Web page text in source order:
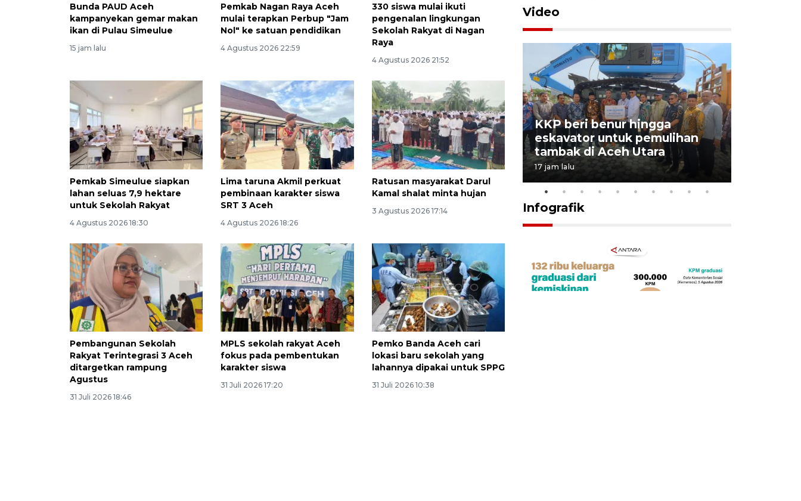
Bunda PAUD Aceh
kampanyekan gemar makan
ikan di Pulau Simeulue
15 jam lalu
Pemkab Nagan Raya Aceh
mulai terapkan Perbup "Jam
Nol" ke satuan pendidikan
4 Agustus 2026 22:59
330 siswa mulai ikuti
pengenalan lingkungan
Sekolah Rakyat di Nagan
Raya
4 Agustus 2026 21:52
Pemkab Simeulue siapkan
lahan seluas 7,9 hektare
untuk Sekolah Rakyat
4 Agustus 2026 18:30
Lima taruna Akmil perkuat
pembinaan karakter siswa
SRT 3 Aceh
4 Agustus 2026 18:26
Ratusan masyarakat Darul
Kamal shalat minta hujan
3 Agustus 2026 17:14
Pembangunan Sekolah
Rakyat Terintegrasi 3 Aceh
ditargetkan rampung
Agustus
31 Juli 2026 18:46
MPLS sekolah rakyat Aceh
fokus pada pembentukan
karakter siswa
31 Juli 2026 17:20
Pemko Banda Aceh cari
lokasi baru sekolah yang
lahannya dipakai untuk SPPG
31 Juli 2026 10:38
Video
Pemkot Lhokseumawe siap
terima peralihan RSUD Cut
Meutia
31 Juli 2026 20:28
KKP beri benur hingga
eskavator untuk pemulihan
tambak di Aceh Utara
17 jam lalu
Infografik